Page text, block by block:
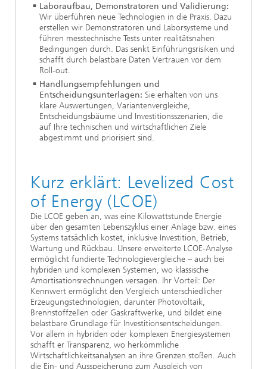
Laboraufbau, Demonstratoren und Validierung:
Wir überführen neue Technologien in die Praxis. Dazu
erstellen wir Demonstratoren und Laborsysteme und
führen messtechnische Tests unter realitätsnahen
Bedingungen durch. Das senkt Einführungsrisiken und
schafft durch belastbare Daten Vertrauen vor dem
Roll-out.
Handlungsempfehlungen und
Entscheidungsunterlagen: Sie erhalten von uns
klare Auswertungen, Variantenvergleiche,
Entscheidungsbäume und Investitionsszenarien, die
auf Ihre technischen und wirtschaftlichen Ziele
abgestimmt und priorisiert sind.
Kurz erklärt: Levelized Cost
of Energy (LCOE)
Die LCOE geben an, was eine Kilowattstunde Energie
über den gesamten Lebenszyklus einer Anlage bzw. eines
Systems tatsächlich kostet, inklusive Investition, Betrieb,
Wartung und Rückbau. Unsere erweiterte LCOE-Analyse
ermöglicht fundierte Technologievergleiche – auch bei
hybriden und komplexen Systemen, wo klassische
Amortisationsrechnungen versagen. Ihr Vorteil: Der
Kennwert ermöglicht den Vergleich unterschiedlicher
Erzeugungstechnologien, darunter Photovoltaik,
Brennstoffzellen oder Gaskraftwerke, und bildet eine
belastbare Grundlage für Investitionsentscheidungen.
Vor allem in hybriden oder komplexen Energiesystemen
schafft er Transparenz, wo herkömmliche
Wirtschaftlichkeitsanalysen an ihre Grenzen stoßen. Auch
die Ein- und Ausspeicherung zum Ausgleich von